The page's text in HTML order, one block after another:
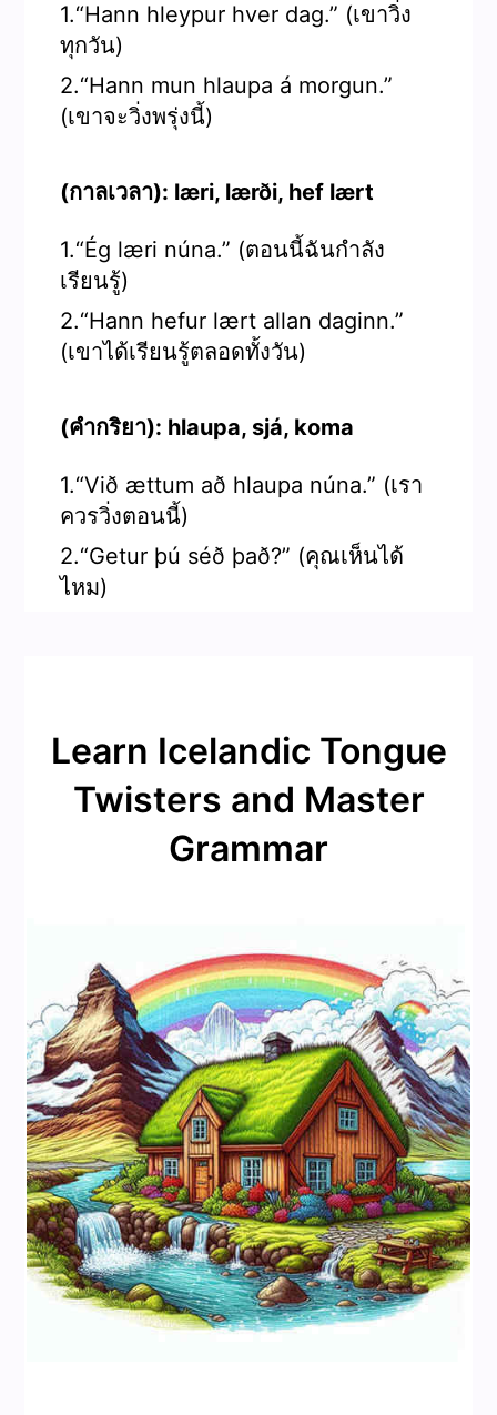
1.“Hann hleypur hver dag.” (เขาวิ่ง
ทุกวัน)
2.“Hann mun hlaupa á morgun.”
(เขาจะวิ่งพรุ่งนี้)
(กาลเวลา): læri, lærði, hef lært
1.“Ég læri núna.” (ตอนนี้ฉันกำลัง
เรียนรู้)
2.“Hann hefur lært allan daginn.”
(เขาได้เรียนรู้ตลอดทั้งวัน)
(คำกริยา): hlaupa, sjá, koma
1.“Við ættum að hlaupa núna.” (เรา
ควรวิ่งตอนนี้)
2.“Getur þú séð það?” (คุณเห็นได้
ไหม)
Learn Icelandic Tongue
Twisters and Master
Grammar